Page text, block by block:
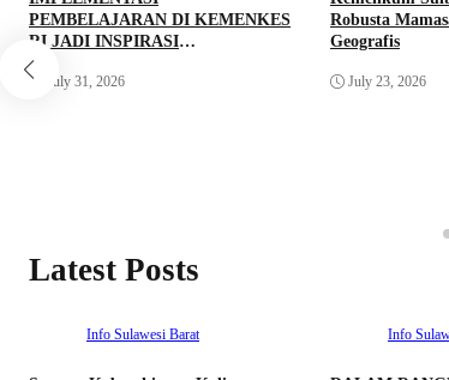
PEMBELAJARAN DI KEMENKES
RI JADI INSPIRASI
BHABINKAMTIBMAS SEBAGAI
AGEN AKSELERASI ELIMINASI
July 31, 2026
Robusta
Geografis
July 23, 2026
Latest Posts
Info Sulawesi Barat Info